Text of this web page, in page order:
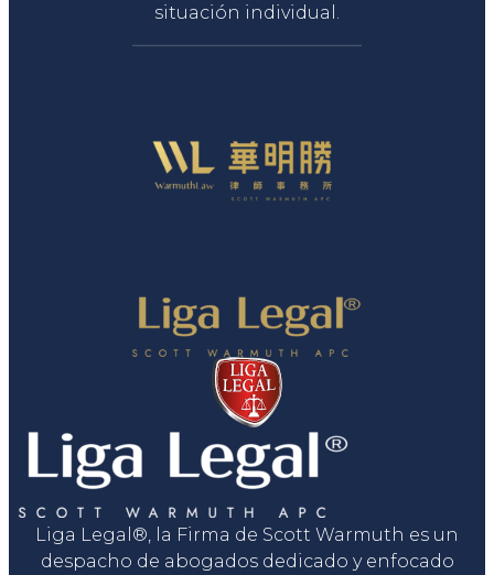
situación individual.
Liga Legal®, la Firma de Scott Warmuth es un
despacho de abogados dedicado y enfocado